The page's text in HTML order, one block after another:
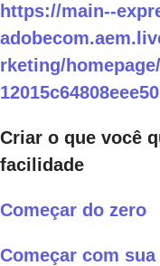
https://main--
rketing/
Criar o que você
facilidade
Começar do zero
Começar com